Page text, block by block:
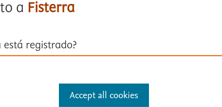
a Fisterra
está registrado?
Accept all cookies